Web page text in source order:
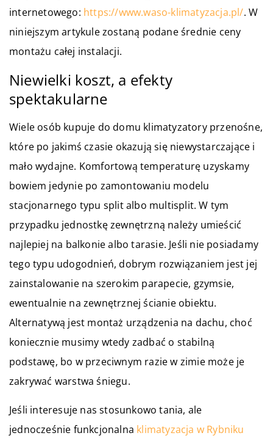
internetowego: https://www.waso-klimatyzacja.pl/. W
niniejszym artykule zostaną podane średnie ceny
montażu całej instalacji.
Niewielki koszt, a efekty
spektakularne
Wiele osób kupuje do domu klimatyzatory przenośne,
które po jakimś czasie okazują się niewystarczające i
mało wydajne. Komfortową temperaturę uzyskamy
bowiem jedynie po zamontowaniu modelu
stacjonarnego typu split albo multisplit. W tym
przypadku jednostkę zewnętrzną należy umieścić
najlepiej na balkonie albo tarasie. Jeśli nie posiadamy
tego typu udogodnień, dobrym rozwiązaniem jest jej
zainstalowanie na szerokim parapecie, gzymsie,
ewentualnie na zewnętrznej ścianie obiektu.
Alternatywą jest montaż urządzenia na dachu, choć
koniecznie musimy wtedy zadbać o stabilną
podstawę, bo w przeciwnym razie w zimie może je
zakrywać warstwa śniegu.
Jeśli interesuje nas stosunkowo tania, ale
jednocześnie funkcjonalna klimatyzacja w Rybniku